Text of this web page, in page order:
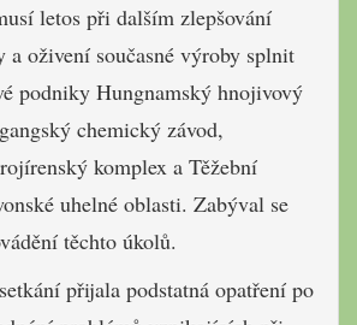
letos při dalším zlepšování
a oživení současné výroby splnit
podniky Hungnamský hnojivový
chemický závod,
komplex a Těžební
uhelné oblasti. Zabýval se
těchto úkolů.
přijala podstatná opatření po